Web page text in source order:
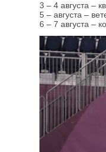
3 – 4 августа –
5 – августа –
6 – 7 августа –